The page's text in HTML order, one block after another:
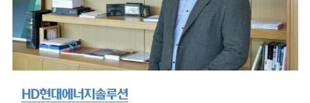
HD현대에너지솔루션